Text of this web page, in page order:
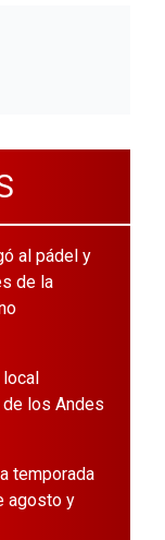
al pádel y
de la
los Andes
temporada
agosto y